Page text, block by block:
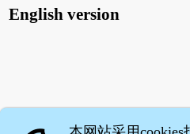
English version